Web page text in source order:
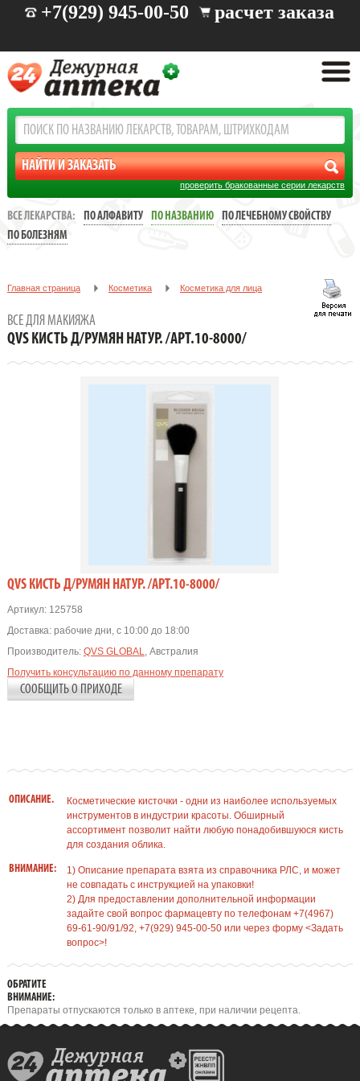
+7(929) 945-00-50 расчет заказа
проверить бракованные серии лекарств
ВСЕ ЛЕКАРСТВА: ПО АЛФАВИТУ ПО НАЗВАНИЮ
ПО ЛЕЧЕБНОМУ СВОЙСТВУ
ПО БОЛЕЗНЯМ
Главная страница Косметика Косметика для лица
QVS КИСТЬ Д/РУМЯН НАТУР. /АРТ.10-8000/
ВСЕ ДЛЯ МАКИЯЖА
QVS КИСТЬ Д/РУМЯН НАТУР. /АРТ.10-8000/
QVS КИСТЬ Д/РУМЯН НАТУР. /АРТ.10-8000/
Артикул:125758
Доставка: рабочие дни, с 10:00 до 18:00
Производитель: QVS GLOBAL, Австралия
Получить консультацию по данному препарату
СООБЩИТЬ О ПРИХОДЕ
ОПИСАНИЕ.
Косметические кисточки - одни из наиболее используемых
инструментов в индустрии красоты. Обширный
ассортимент позволит найти любую понадобившуюся кисть
для создания облика.
ВНИМАНИЕ:
1) Описание препарата взята из справочника РЛС, и может
не совпадать с инструкцией на упаковки!
2) Для предоставлении дополнительной информации
задайте свой вопрос фармацевту по телефонам +7(4967)
69-61-90/91/92, +7(929) 945-00-50 или через форму <Задать
вопрос>!
ОБРАТИТЕ
ВНИМАНИЕ:
Препараты отпускаются только в аптеке, при наличии рецепта.